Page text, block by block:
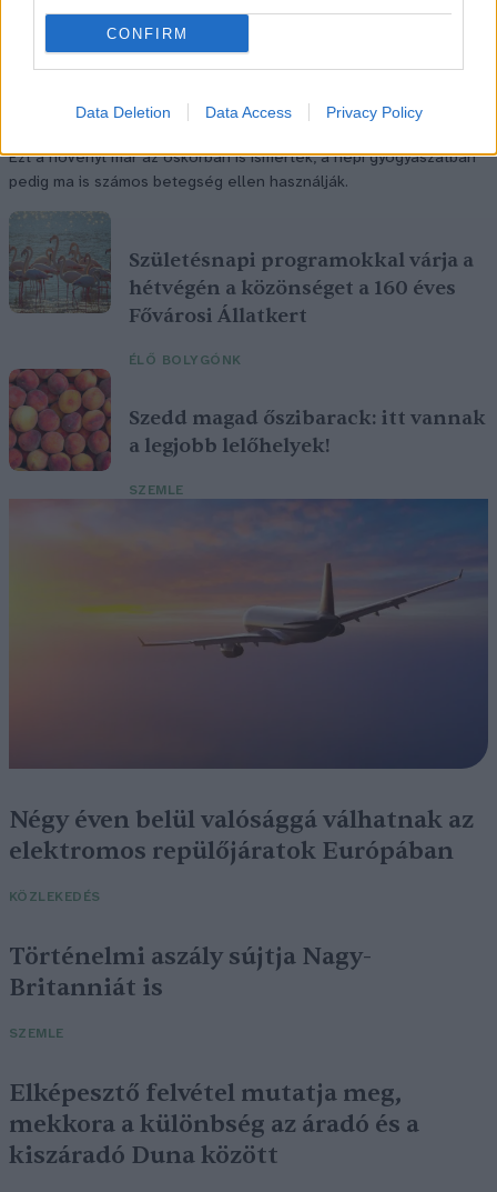
CONFIRM
Data Deletion Data Access Privacy Policy
Ezt a növényt már az őskorban is ismerték, a népi gyógyászatban
pedig ma is számos betegség ellen használják.
Születésnapi programokkal várja a
hétvégén a közönséget a 160 éves
Fővárosi Állatkert
ÉLŐ BOLYGÓNK
Szedd magad őszibarack: itt vannak
a legjobb lelőhelyek!
SZEMLE
Négy éven belül valósággá válhatnak az
elektromos repülőjáratok Európában
KÖZLEKEDÉS
Történelmi aszály sújtja Nagy-
Britanniát is
SZEMLE
Elképesztő felvétel mutatja meg,
mekkora a különbség az áradó és a
kiszáradó Duna között